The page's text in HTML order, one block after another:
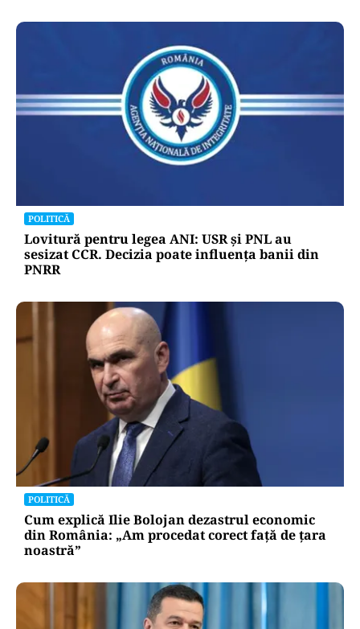
POLITICĂ
Lovitură pentru legea ANI: USR și PNL au
sesizat CCR. Decizia poate influența banii din
PNRR
POLITICĂ
Cum explică Ilie Bolojan dezastrul economic
din România: „Am procedat corect față de țara
noastră”